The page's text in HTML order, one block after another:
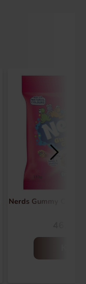
Nerds Gummy